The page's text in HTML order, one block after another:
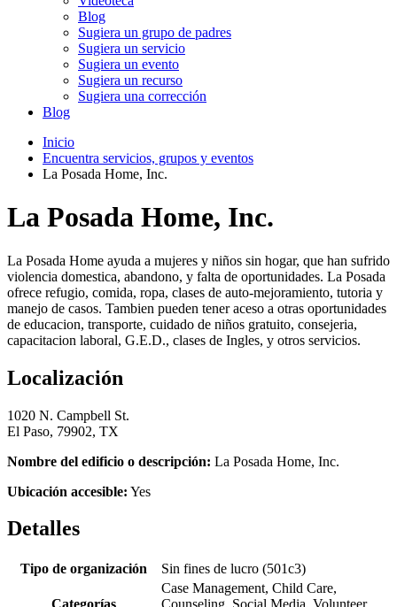
Blog
Sugiera un grupo de padres
Sugiera un servicio
Sugiera un evento
Sugiera un recurso
Sugiera una corrección
Blog
Inicio
Encuentra servicios, grupos y eventos
La Posada Home, Inc.
La Posada Home, Inc.
La Posada Home ayuda a mujeres y niños sin hogar, que han sufrido
violencia domestica, abandono, y falta de oportunidades. La Posada
ofrece refugio, comida, ropa, clases de auto-mejoramiento, tutoria y
manejo de casos. Tambien pueden tener aceso a otras oportunidades
de educacion, transporte, cuidado de niños gratuito, consejeria,
capacitacion laboral, G.E.D., clases de Ingles, y otros servicios.
Localización
1020 N. Campbell St.
El Paso, 79902, TX
Nombre del edificio o descripción: La Posada Home, Inc.
Ubicación accesible: Yes
Detalles
Tipo de organización Sin fines de lucro (501c3)
Case Management, Child Care,